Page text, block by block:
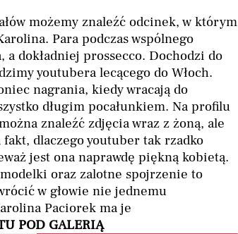
możemy znaleźć odcinek, w którym
Para podczas wspólnego
dokładniej prossecco. Dochodzi do
youtubera lecącego do Włoch.
nagrania, kiedy wracają do
długim pocałunkiem. Na profilu
znaleźć zdjęcia wraz z żoną, ale
dlaczego youtuber tak rzadko
jest ona naprawdę piękną kobietą.
oraz zalotne spojrzenie to
w głowie nie jednemu
Paciorek ma je
POD GALERIĄ